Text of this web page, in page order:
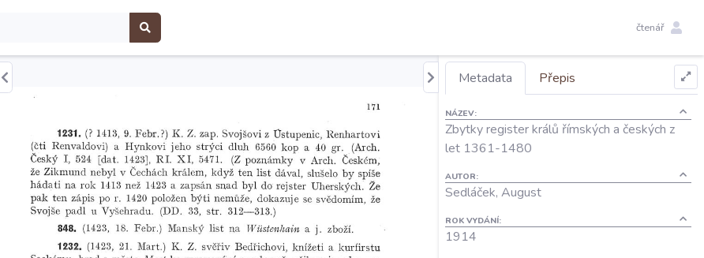
čtenář
Metadata Přepis
NÁZEV:
Zbytky register králů římských a českých z
let 1361-1480
AUTOR:
Sedláček, August
ROK VYDÁNÍ:
1914